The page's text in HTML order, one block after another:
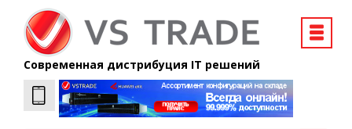
Современная дистрибуция IT решений